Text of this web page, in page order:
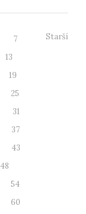
7
13
19
25
31
37
43
48
54
60
Starší